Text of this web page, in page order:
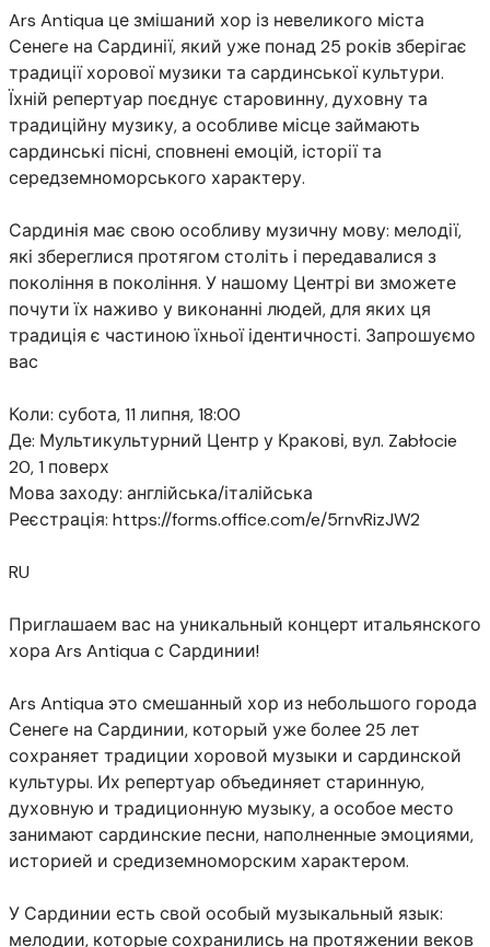
Ars Antiqua це змішаний хор із невеликого міста
Сенегe на Сардинії, який уже понад 25 років зберігає
традиції хорової музики та сардинської культури.
Їхній репертуар поєднує старовинну, духовну та
традиційну музику, а особливе місце займають
сардинські пісні, сповнені емоцій, історії та
середземноморського характеру.
Сардинія має свою особливу музичну мову: мелодії,
які збереглися протягом століть і передавалися з
покоління в покоління. У нашому Центрі ви зможете
почути їх наживо у виконанні людей, для яких ця
традиція є частиною їхньої ідентичності. Запрошуємо
вас
Коли: субота, 11 липня, 18:00
Де: Мультикультурний Центр у Кракові, вул. Zabłocie
20, 1 поверх
Мова заходу: англійська/італійська
Реєстрація: https://forms.office.com/e/5rnvRizJW2
RU
Приглашаем вас на уникальный концерт итальянского
хора Ars Antiqua с Сардинии!
Ars Antiqua это смешанный хор из небольшого города
Сенегe на Сардинии, который уже более 25 лет
сохраняет традиции хоровой музыки и сардинской
культуры. Их репертуар объединяет старинную,
духовную и традиционную музыку, а особое место
занимают сардинские песни, наполненные эмоциями,
историей и средиземноморским характером.
У Сардинии есть свой особый музыкальный язык:
мелодии, которые сохранились на протяжении веков